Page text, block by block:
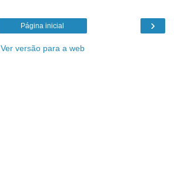
›
Página inicial
Ver versão para a web